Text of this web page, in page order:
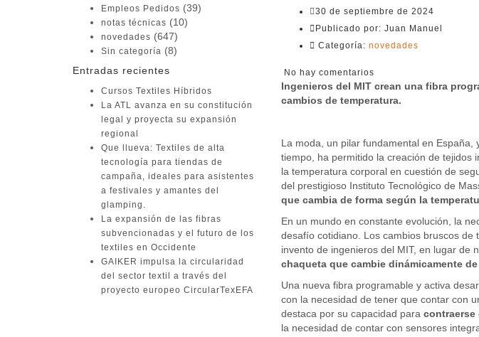
30 de septiembre de 2024
Publicado por: Juan Manuel
Categoría: novedades
No hay comentarios
Ingenieros del MIT crean una fibra
cambios de temperatura.
La moda, un pilar fundamental en
tiempo, ha permitido la creación de tejidos
la temperatura corporal en cuestión de
del prestigioso Instituto Tecnológico de
que cambia de forma según la
En un mundo en constante evolución, la
desafío cotidiano. Los cambios bruscos
invento de ingenieros del MIT, en lugar de
chaqueta que cambie dinámicamente
Una nueva fibra programable y activa
con la necesidad de tener que contar con
destaca por su capacidad para contraerse
la necesidad de contar con sensores
Empleos Pedidos (39)
notas técnicas (10)
novedades (647)
Sin categoría (8)
Entradas recientes
Cursos Textiles Híbridos
La ATL avanza en su constitución
legal y proyecta su expansión
regional
Que llueva: Textiles de alta
tecnología para tiendas de
campaña, ideales para asistentes
a festivales y amantes del
glamping.
La expansión de las fibras
subvencionadas y el futuro de los
textiles en Occidente
GAIKER impulsa la circularidad
del sector textil a través del
proyecto europeo CircularTexEFA